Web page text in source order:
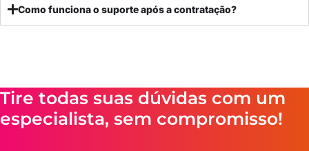
Como funciona o suporte após a contratação?
Tire todas suas dúvidas com um
especialista, sem compromisso!